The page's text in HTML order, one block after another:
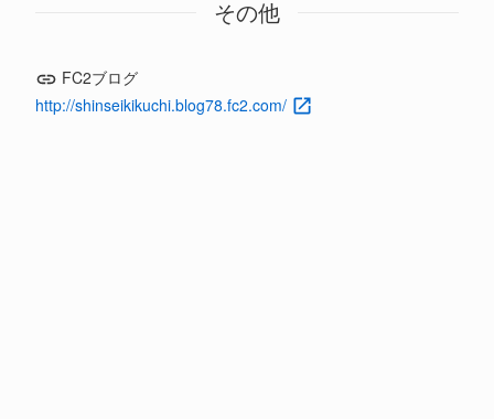
その他
FC2ブログ
http://shinseikikuchi.blog78.fc2.com/